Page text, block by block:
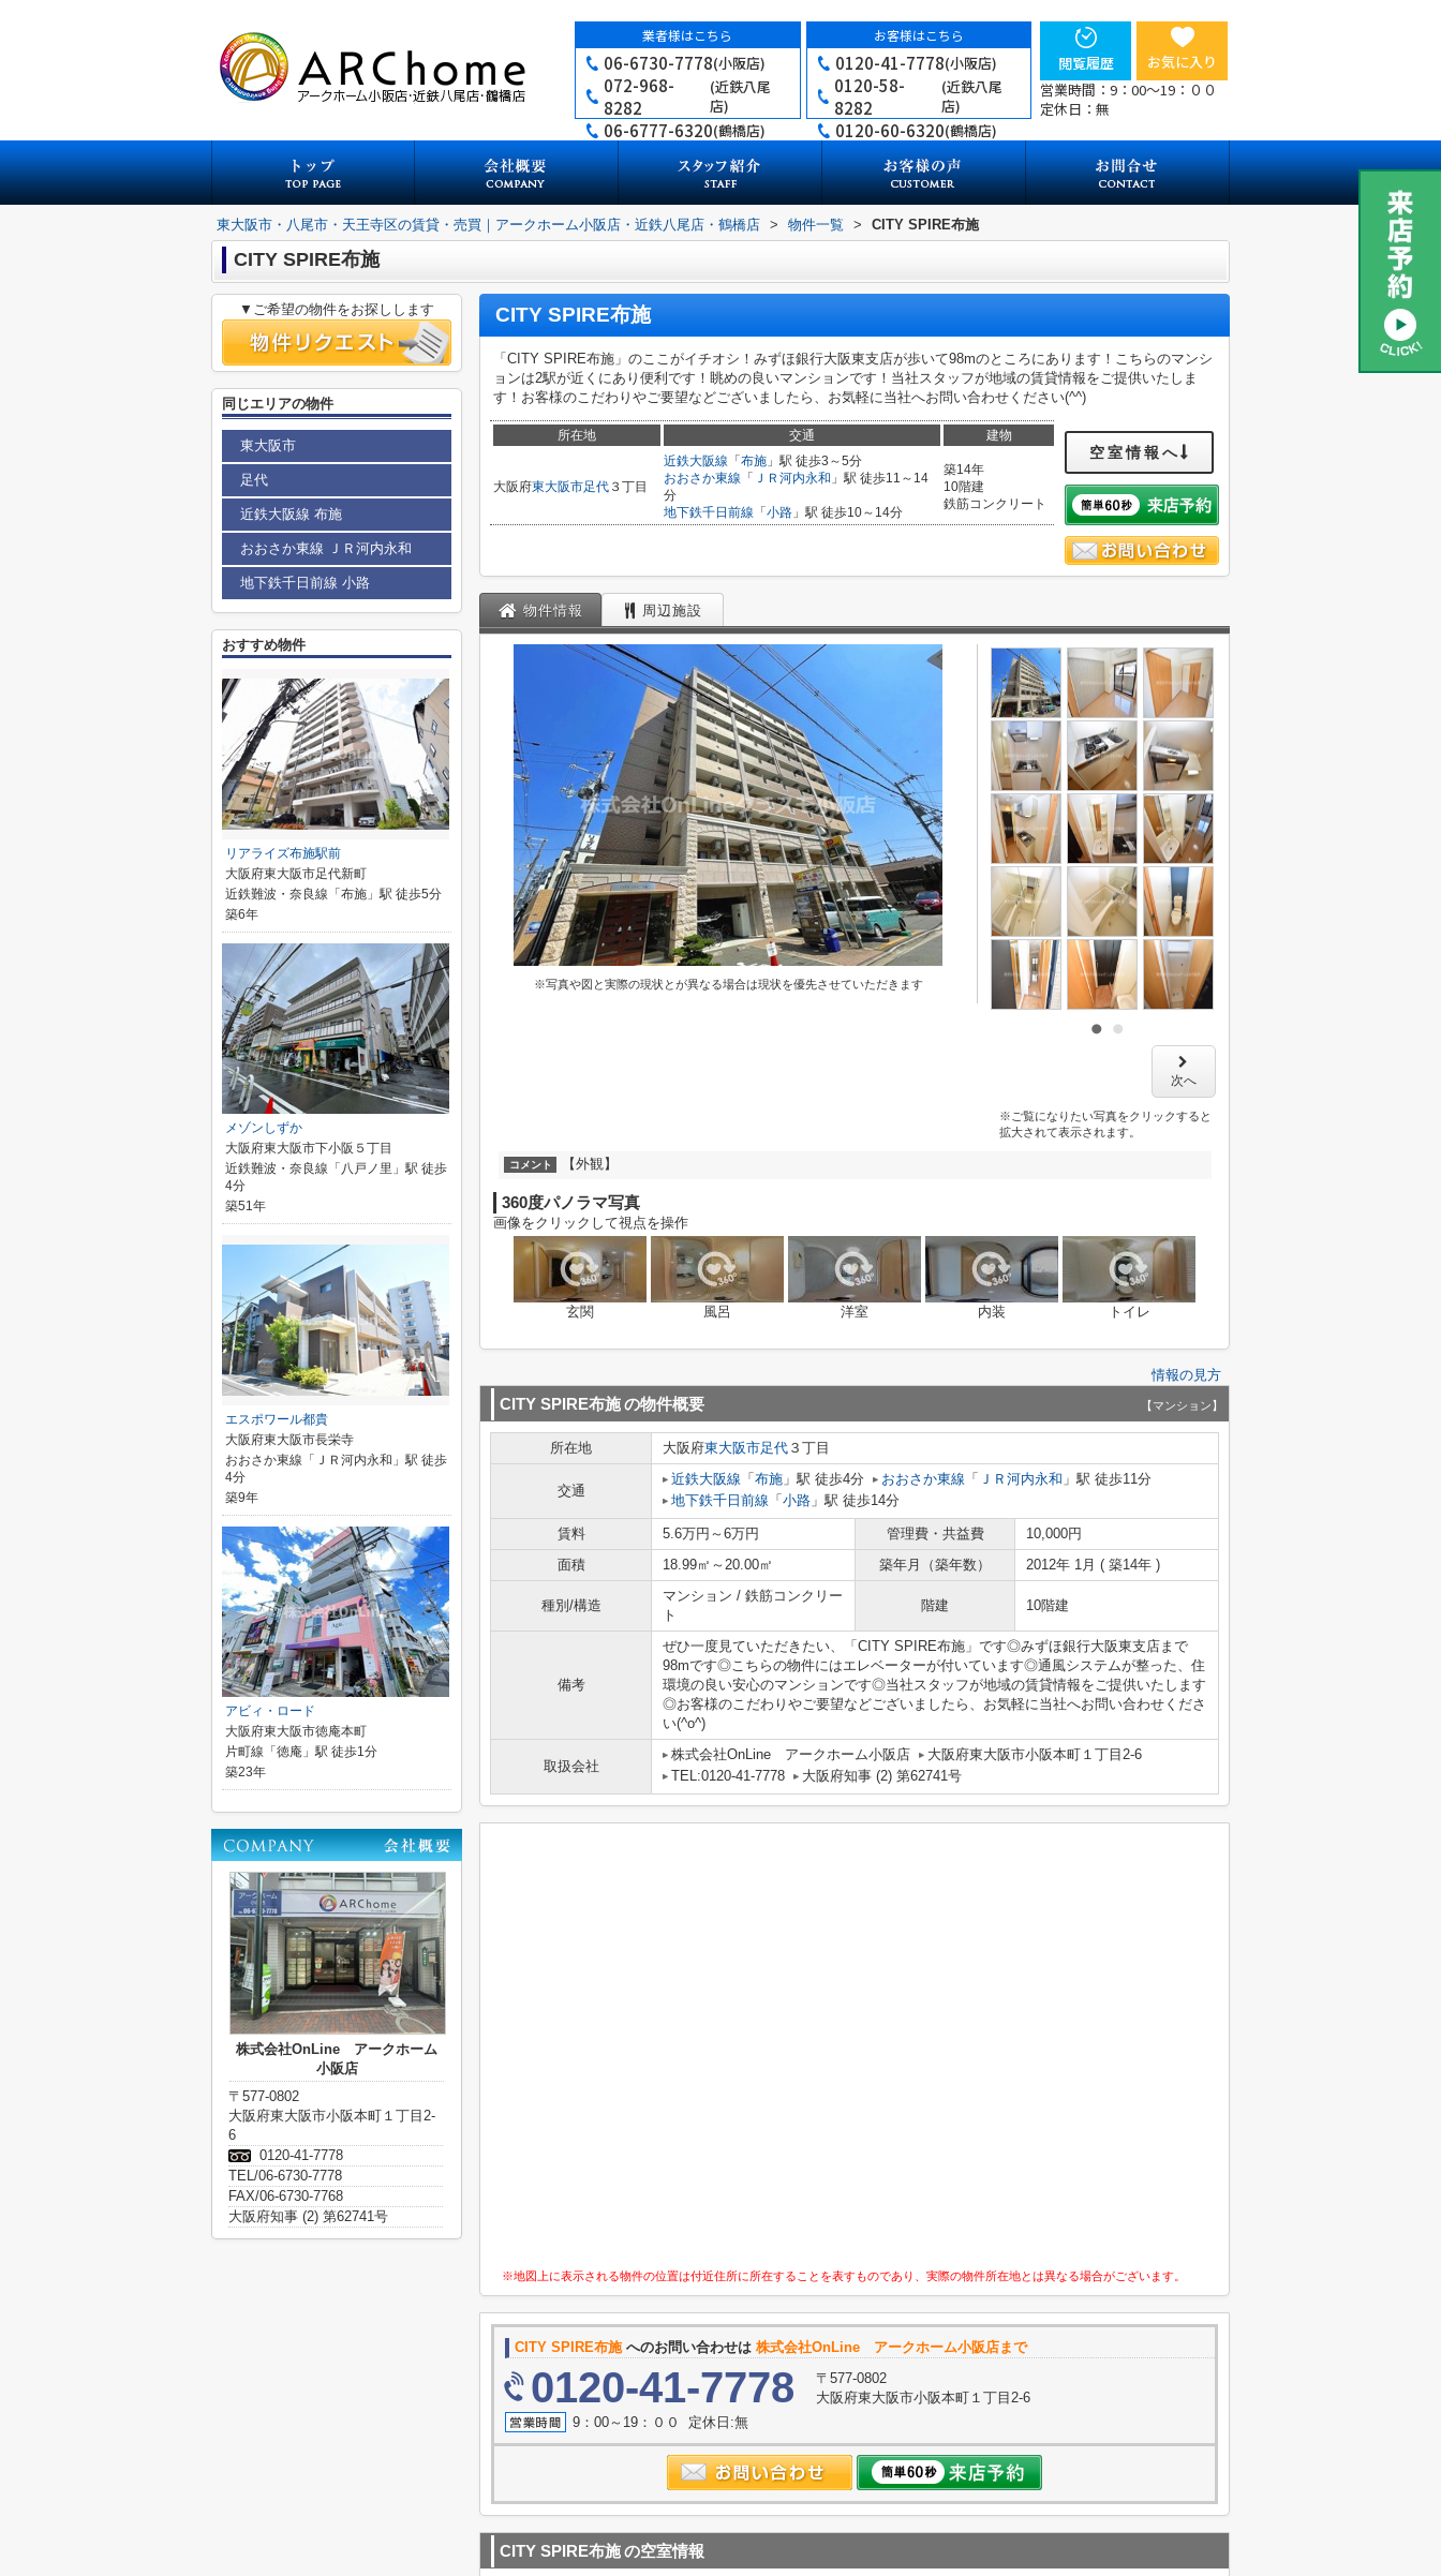
業者様はこちら
06-6730-7778(小阪店)
072-968-
8282
(近鉄八尾
店)
06-6777-6320(鶴橋店)
お客様はこちら
0120-41-7778(小阪店)
0120-58-
8282
(近鉄八尾
店)
0120-60-6320(鶴橋店)
閲覧履歴
お気に入り
営業時間：9：00～19：００
定休日：無
東大阪市・八尾市・天王寺区の賃貸・売買｜アークホーム小阪店・近鉄八尾店・鶴橋店 > 物件一覧 > CITY SPIRE布施
CITY SPIRE布施
CITY SPIRE布施
「CITY SPIRE布施」のここがイチオシ！みずほ銀行大阪東支店が歩いて98mのところにあります！こちらのマンシ
ョンは2駅が近くにあり便利です！眺めの良いマンションです！当社スタッフが地域の賃貸情報をご提供いたしま
す！お客様のこだわりやご要望などございましたら、お気軽に当社へお問い合わせください(^^)
所在地 交通 建物
大阪府東大阪市足代 ３丁目
近鉄大阪線 「 布施 」駅 徒歩3～5分
おおさか東線 「 ＪＲ河内永和 」駅 徒歩11～14
分
地下鉄千日前線 「 小路 」駅 徒歩10～14分
築14年
10階建
鉄筋コンクリート
空室情報へ
物件情報 周辺施設
※写真や図と実際の現状とが異なる場合は現状を優先させていただきます
次へ
※ご覧になりたい写真をクリックすると
拡大されて表示されます。
コメント 【外観】
360度パノラマ写真
画像をクリックして視点を操作
玄関 風呂 洋室 内装 トイレ
情報の見方
CITY SPIRE布施の物件概要 【マンション】
所在地 大阪府東大阪市足代 ３丁目
交通
近鉄大阪線 「 布施 」駅 徒歩4分 おおさか東線 「 ＪＲ河内永和 」駅 徒歩11分
地下鉄千日前線 「 小路 」駅 徒歩14分
賃料 5.6万円～6万円 管理費・共益費
10,000円
面積
18.99㎡～20.00㎡ 築年月（築年数） 2012年 1月 ( 築14年 )
種別/構造
マンション / 鉄筋コンクリー
ト
階建 10階建
備考
ぜひ一度見ていただきたい、「CITY SPIRE布施」です◎みずほ銀行大阪東支店まで
98mです◎こちらの物件にはエレベーターが付いています◎通風システムが整った、住
環境の良い安心のマンションです◎当社スタッフが地域の賃貸情報をご提供いたします
◎お客様のこだわりやご要望などございましたら、お気軽に当社へお問い合わせくださ
い(^o^)
取扱会社
株式会社OnLine アークホーム小阪店
大阪府東大阪市小阪本町１丁目2-6
TEL:0120-41-7778
大阪府知事 (2) 第62741号
※地図上に表示される物件の位置は付近住所に所在することを表すものであり、実際の物件所在地とは異なる場合がございます。
CITY SPIRE布施へのお問い合わせは 株式会社OnLine アークホーム小阪店まで
0120-41-7778
〒577-0802
大阪府東大阪市小阪本町１丁目2-6
9：00～19：００ 定休日:無
CITY SPIRE布施の空室情報
▼ご希望の物件をお探しします
同じエリアの物件
東大阪市
足代
近鉄大阪線 布施
おおさか東線 ＪＲ河内永和
地下鉄千日前線 小路
おすすめ物件
リアライズ布施駅前
大阪府東大阪市足代新町
近鉄難波・奈良線「布施」駅 徒歩5分
築6年
メゾンしずか
大阪府東大阪市下小阪５丁目
近鉄難波・奈良線「八戸ノ里」駅 徒歩
4分
築51年
エスポワール都貴
大阪府東大阪市長栄寺
おおさか東線「ＪＲ河内永和」駅 徒歩
4分
築9年
アビィ・ロード
大阪府東大阪市徳庵本町
片町線「徳庵」駅 徒歩1分
築23年
株式会社OnLine アークホーム
小阪店
〒577-0802
大阪府東大阪市小阪本町１丁目2-
6
0120-41-7778
TEL/06-6730-7778
FAX/06-6730-7768
大阪府知事 (2) 第62741号